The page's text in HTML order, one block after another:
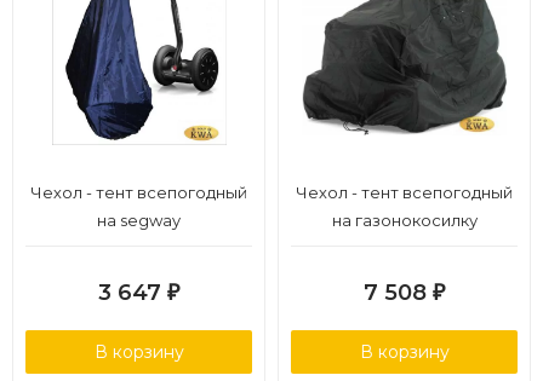
Чехол - тент всепогодный
на segway
3 647 ₽
В корзину
Чехол - тент всепогодный
на газонокосилку
7 508 ₽
В корзину